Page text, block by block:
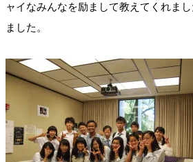
ャイなみんなを励まして教えてくれま
ました。